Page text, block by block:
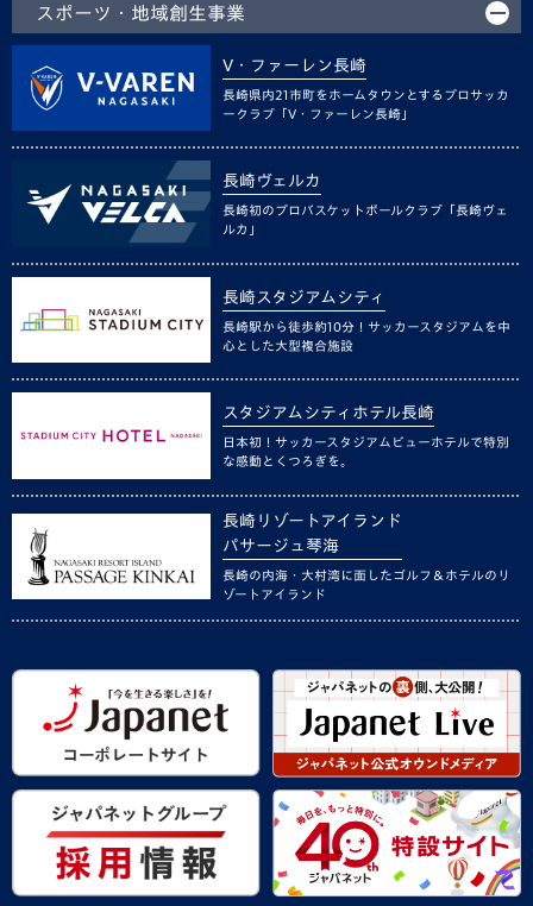
スポーツ・地域創生事業
V・ファーレン長崎
長崎県内21市町をホームタウンとするプロサッカ
ークラブ「V・ファーレン長崎」
長崎ヴェルカ
長崎初のプロバスケットボールクラブ「長崎ヴェ
ルカ」
長崎スタジアムシティ
長崎駅から徒歩約10分！サッカースタジアムを中
心とした大型複合施設
スタジアムシティホテル長崎
日本初！サッカースタジアムビューホテルで特別
な感動とくつろぎを。
長崎リゾートアイランド
パサージュ琴海
長崎の内海・大村湾に面したゴルフ＆ホテルのリ
ゾートアイランド